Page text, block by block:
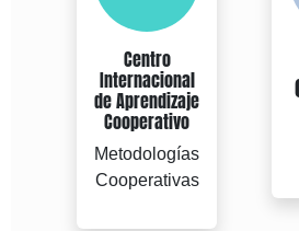
Centro
Internacional
de Aprendizaje
Cooperativo
Metodologías
Cooperativas